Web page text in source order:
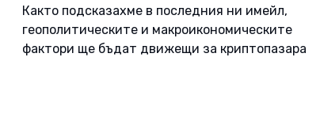
стейбълкойни в кредитирането
Както подсказахме в последния ни имейл,
геополитическите и макроикономическите
фактори ще бъдат движещи за криптопазара и